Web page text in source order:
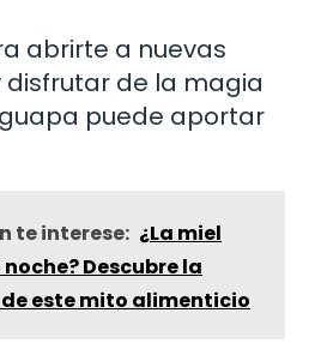
abrirte a nuevas
disfrutar de la magia
puede aportar
te interese: ¿La miel
Descubre la
este mito alimenticio